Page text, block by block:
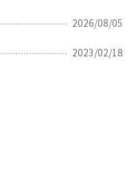
2026/08/05
2023/02/18